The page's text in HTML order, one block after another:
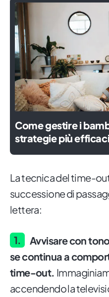
Come gestire i
strategie più efficaci
La tecnica del time-
successione di
lettera:
Avvisare con
se continua a
time-out.
accendendo la